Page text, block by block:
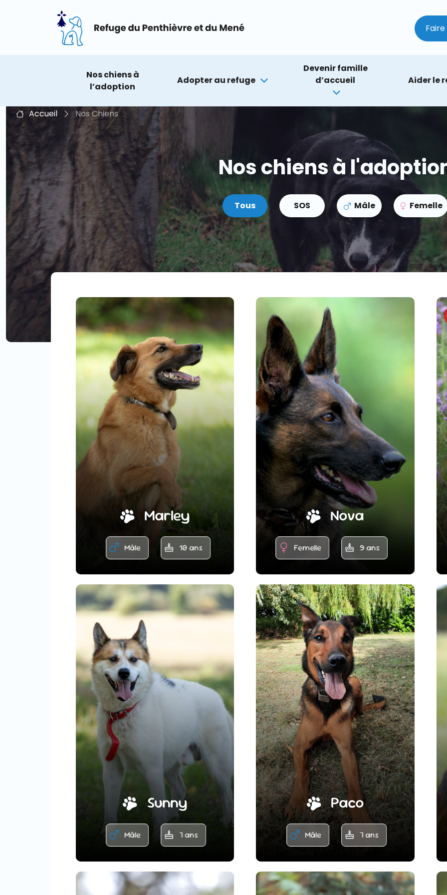
Nos chiens à
l’adoption
Adopter au refuge
Devenir famille
d’accueil
Aider le
Accueil Nos Chiens
Nos chiens à
Tous SOS Mâle Femelle
Marley
Mâle 10 ans
Nova
Femelle 9 ans
Sunny
Mâle 7 ans
Paco
Mâle 7 ans